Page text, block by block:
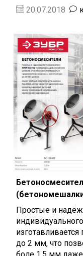
20.07.2018
Простые и
до 2 мм, что